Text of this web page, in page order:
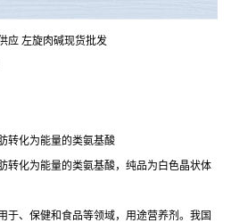
应 左旋肉碱现货批发
转化为能量的类氨基酸
转化为能量的类氨基酸，纯品为白色晶状体
于、保健和食品等领域，用途营养剂。我国